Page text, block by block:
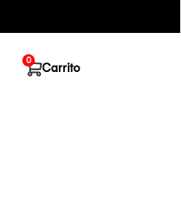
Carrito
0